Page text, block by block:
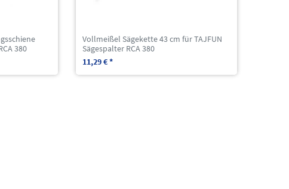
380
Vollmeißel Sägekette 43 cm für TAJFUN
Sägespalter RCA 380
11,29 € *